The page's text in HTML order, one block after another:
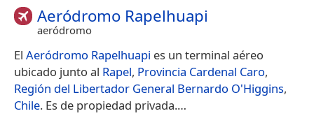
Aeródromo Rapelhuapi
aeródromo
El Aeródromo Rapelhuapi es un terminal aéreo
ubicado junto al Rapel, Provincia Cardenal Caro,
Región del Libertador General Bernardo O'Higgins,
Chile. Es de propiedad privada.​…